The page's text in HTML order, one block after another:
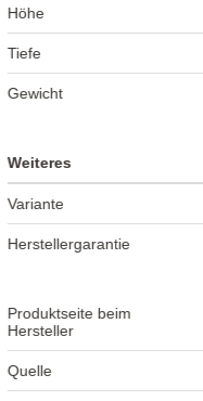
Höhe
Tiefe
Gewicht
Weiteres
Variante
Herstellergarantie
Produktseite beim
Hersteller
Quelle